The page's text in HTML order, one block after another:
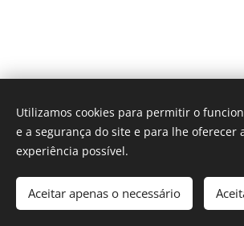
© 2020 SENGINOR
Desenvolvido por MUSTB
Utilizamos cookies para permitir o
e a segurança do site e para lhe oferecer
experiência possível.
Aceitar apenas o necessário